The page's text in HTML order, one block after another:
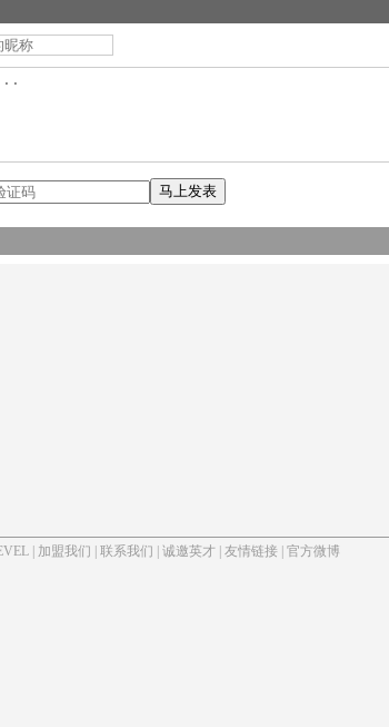
加盟我们 联系我们 诚邀英才 友情链接 官方微博